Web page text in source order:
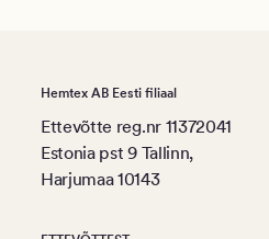
Hemtex AB Eesti filiaal
Ettevõtte reg.nr 11372041
Estonia pst 9 Tallinn,
Harjumaa 10143